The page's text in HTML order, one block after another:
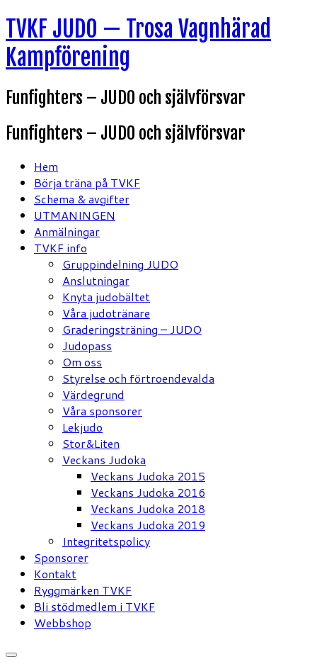
Hoppa
till
innehåll
TVKF JUDO — Trosa Vagnhärad
Kampförening
Funfighters – JUDO och självförsvar
Funfighters – JUDO och självförsvar
Hem
Börja träna på TVKF
Schema & avgifter
UTMANINGEN
Anmälningar
TVKF info
Gruppindelning JUDO
Anslutningar
Knyta judobältet
Våra judotränare
Graderingsträning – JUDO
Judopass
Om oss
Styrelse och förtroendevalda
Värdegrund
Våra sponsorer
Lekjudo
Stor&Liten
Veckans Judoka
Veckans Judoka 2015
Veckans Judoka 2016
Veckans Judoka 2018
Veckans Judoka 2019
Integritetspolicy
Sponsorer
Kontakt
Ryggmärken TVKF
Bli stödmedlem i TVKF
Webbshop